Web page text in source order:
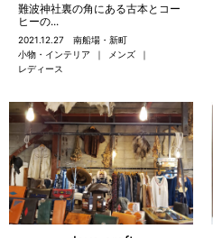
難波神社裏の角にある古本とコー
ヒーの...
2021.12.27
南船場・新町
小物・インテリア
メンズ
レディース